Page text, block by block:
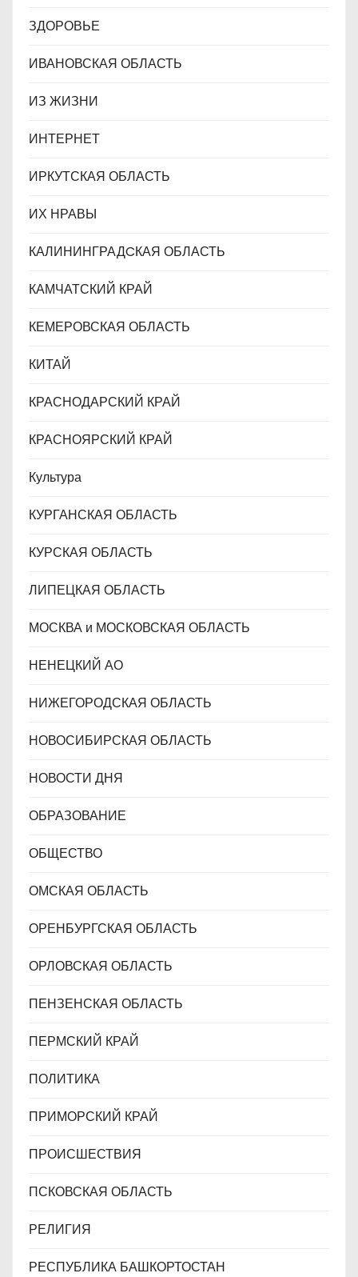
ЗДОРОВЬЕ
ИВАНОВСКАЯ ОБЛАСТЬ
ИЗ ЖИЗНИ
ИНТЕРНЕТ
ИРКУТСКАЯ ОБЛАСТЬ
ИХ НРАВЫ
КАЛИНИНГРАДCКАЯ ОБЛАСТЬ
КАМЧАТСКИЙ КРАЙ
КЕМЕРОВСКАЯ ОБЛАСТЬ
КИТАЙ
КРАСНОДАРСКИЙ КРАЙ
КРАСНОЯРСКИЙ КРАЙ
Культура
КУРГАНСКАЯ ОБЛАСТЬ
КУРСКАЯ ОБЛАСТЬ
ЛИПЕЦКАЯ ОБЛАСТЬ
МОСКВА и МОСКОВСКАЯ ОБЛАСТЬ
НЕНЕЦКИЙ АО
НИЖЕГОРОДСКАЯ ОБЛАСТЬ
НОВОСИБИРСКАЯ ОБЛАСТЬ
НОВОСТИ ДНЯ
ОБРАЗОВАНИЕ
ОБЩЕСТВО
ОМСКАЯ ОБЛАСТЬ
ОРЕНБУРГСКАЯ ОБЛАСТЬ
ОРЛОВСКАЯ ОБЛАСТЬ
ПЕНЗЕНСКАЯ ОБЛАСТЬ
ПЕРМСКИЙ КРАЙ
ПОЛИТИКА
ПРИМОРСКИЙ КРАЙ
ПРОИСШЕСТВИЯ
ПСКОВСКАЯ ОБЛАСТЬ
РЕЛИГИЯ
РЕСПУБЛИКА БАШКОРТОСТАН